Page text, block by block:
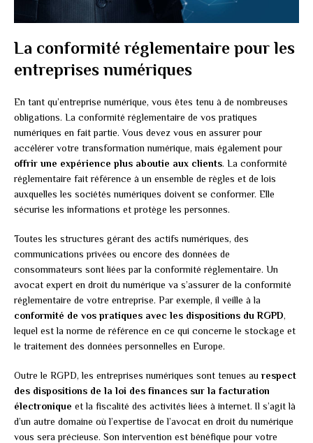
La conformité réglementaire pour les
entreprises numériques
En tant qu’entreprise numérique, vous êtes tenu à de nombreuses
obligations. La conformité réglementaire de vos pratiques
numériques en fait partie. Vous devez vous en assurer pour
accélérer votre transformation numérique, mais également pour
offrir une expérience plus aboutie aux clients. La conformité
réglementaire fait référence à un ensemble de règles et de lois
auxquelles les sociétés numériques doivent se conformer. Elle
sécurise les informations et protège les personnes.
Toutes les structures gérant des actifs numériques, des
communications privées ou encore des données de
consommateurs sont liées par la conformité réglementaire. Un
avocat expert en droit du numérique va s’assurer de la conformité
réglementaire de votre entreprise. Par exemple, il veille à la
conformité de vos pratiques avec les dispositions du RGPD,
lequel est la norme de référence en ce qui concerne le stockage et
le traitement des données personnelles en Europe.
Outre le RGPD, les entreprises numériques sont tenues au respect
des dispositions de la loi des finances sur la facturation
électronique et la fiscalité des activités liées à internet. Il s’agit là
d’un autre domaine où l’expertise de l’avocat en droit du numérique
vous sera précieuse. Son intervention est bénéfique pour votre